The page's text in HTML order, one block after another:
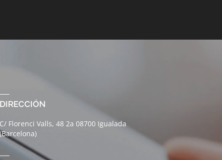
Florenci Valls, 48 2a 08700 Igualada